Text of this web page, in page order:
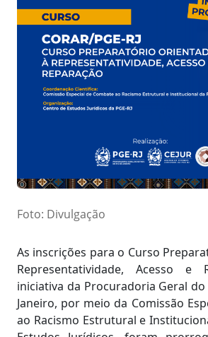
Foto: Divulgação
Corpo
As inscrições para o Curso
Representatividade, Acesso e
iniciativa da Procuradoria Geral
Janeiro, por meio da Comissão
ao Racismo Estrutural e